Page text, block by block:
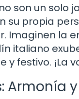
son un
su propia
Imaginen la
italiano
festivo. ¡La
Armonía